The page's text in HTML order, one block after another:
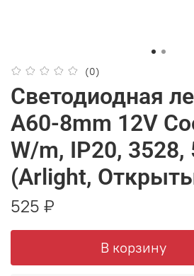
(0)
Светодиодная
A60-8mm 12V
W/m, IP20, 3528,
(Arlight,
525 ₽
В корзину